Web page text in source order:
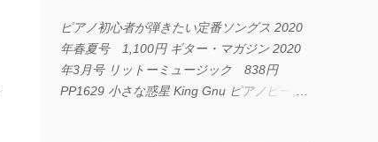
ピアノ初心者が弾きたい定番ソングス 2020
年春夏号 1,100円 ギター・マガジン 2020
年3月号 リットーミュージック 838円
PP1629 小さな惑星 King Gnu ピアノピース